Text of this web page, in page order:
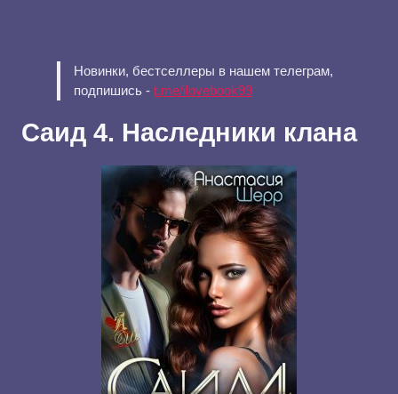
Новинки, бестселлеры в нашем телеграм,
подпишись - t.me/ilovebook99
Саид 4. Наследники клана